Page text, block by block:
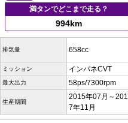
満タンでどこまで走る？
994km
排気量 658cc
ミッション インパネCVT
最大出力 58ps/7300rpm
生産期間
2015年07月～201
7年11月